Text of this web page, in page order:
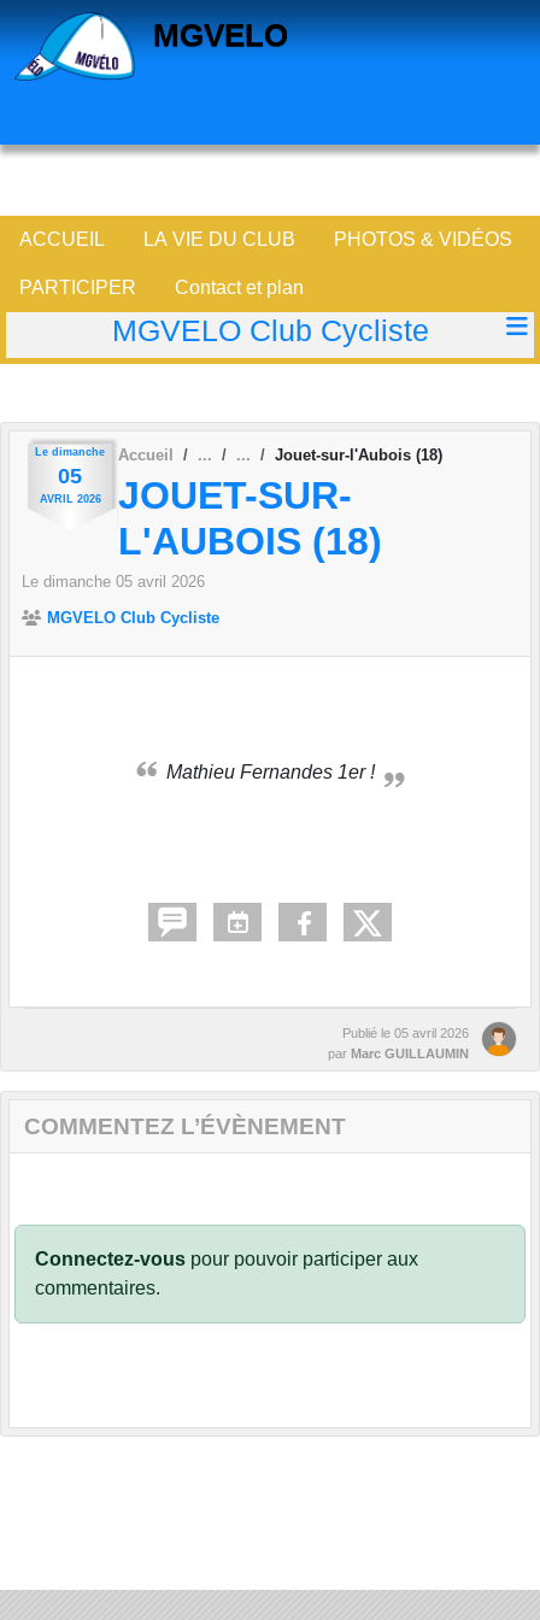
MGVELO
ACCUEIL LA VIE DU CLUB PHOTOS & VIDÉOS
PARTICIPER Contact et plan
MGVELO Club Cycliste
Le dimanche
05
AVRIL 2026
Accueil Jouet-sur-l'Aubois (18)
JOUET-SUR-
L'AUBOIS (18)
Le dimanche 05 avril 2026
MGVELO Club Cycliste
Mathieu Fernandes 1er !
Publié le 05 avril 2026
par Marc GUILLAUMIN
COMMENTEZ L’ÉVÈNEMENT
Connectez-vous pour pouvoir participer aux
commentaires.
Panneau de gestion des cookies